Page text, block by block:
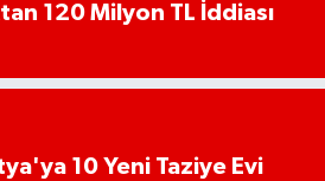
120 Milyon TL İddiası
10 Yeni Taziye Evi